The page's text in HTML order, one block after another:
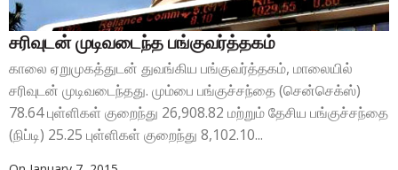
சரிவுடன் முடிவடைந்த பங்குவர்த்தகம்
காலை ஏறுமுகத்துடன் துவங்கிய பங்குவர்த்தகம், மாலையில்
சரிவுடன் முடிவடைந்தது. மும்பை பங்குச்சந்தை (சென்செக்ஸ்)
78.64 புள்ளிகள் குறைந்து 26,908.82 மற்றும் தேசிய பங்குச்சந்தை
(நிப்டி) 25.25 புள்ளிகள் குறைந்து 8,102.10...